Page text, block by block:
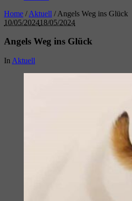
Home /Aktuell /Angels Weg ins Glück
10/05/202418/05/2024
Angels Weg ins Glück
In Aktuell